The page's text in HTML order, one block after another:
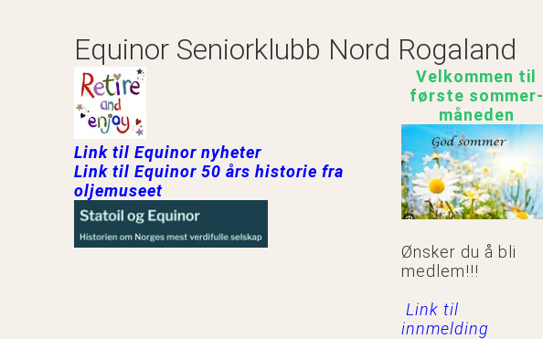
Equinor Seniorklubb Nord Rogaland
Link til Equinor nyheter
Link til Equinor 50 års historie fra
oljemuseet
Velkommen til
første sommer-
måneden
Ønsker du å bli
medlem!!!
Link til
innmelding